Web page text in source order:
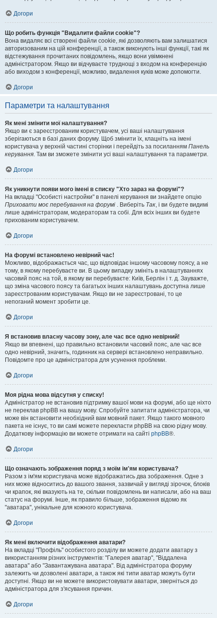
Догори
Що робить функція "Видалити файли cookie"?
Вона видаляє всі створені файли cookie, які дозволяють вам залишатися
авторизованим на цій конференції, а також виконують інші функції, такі як
відстежування прочитаних повідомлень, якщо вони увімкнені
адміністратором. Якщо ви відчуваєте труднощі з входом на конференцію
або виходом з конференції, можливо, видалення куків може допомогти.
Догори
Параметри та налаштування
Як мені змінити мої налаштування?
Якщо ви є зареєстрованим користувачем, усі ваші налаштування
зберігаються в базі даних форуму. Щоб змінити їх, клацніть на імені
користувача у верхній частині сторінки і перейдіть за посиланням Панель
керування. Там ви зможете змінити усі ваші налаштування та параметри.
Догори
Як уникнути появи мого імені в списку "Хто зараз на форумі"?
На вкладці "Особисті настройки" в панелі керування ви знайдете опцію
Приховати моє перебування на форумі . Виберіть Так, і ви будете видимі
лише адміністраторам, модераторам та собі. Для всіх інших ви будете
прихованим користувачем.
Догори
На форумі встановлено невірний час!
Можливо, відображається час, що відповідає іншому часовому поясу, а не
тому, в якому перебуваєте ви. В цьому випадку змініть в налаштуваннях
часовий пояс на той, в якому ви перебуваєте: Київ, Берлін і т. д. Зауважте,
що зміна часового поясу та багатьох інших налаштувань доступна лише
зареєстрованим користувачам. Якщо ви не зареєстровані, то це
непоганий момент зробити це.
Догори
Я встановив власну часову зону, але час все одно невірний!
Якщо ви впевнені, що правильно встановили часовий пояс, але час все
одно невірний, значить, годинник на сервері встановлено неправильно.
Повідомте про це адміністратора для усунення проблеми.
Догори
Моя рідна мова відсутня у списку!
Адміністратор не встановив підтримку вашої мови на форумі, або ще ніхто
не переклав phpBB на вашу мову. Спробуйте запитати адміністратора, чи
може він встановити необхідний вам мовний пакет. Якщо такого мовного
пакета не існує, то ви самі можете перекласти phpBB на свою рідну мову.
Додаткову інформацію ви можете отримати на сайті phpBB®.
Догори
Що означають зображення поряд з моїм ім'ям користувача?
Разом з ім'ям користувача може відображатись два зображення. Одне з
них може відноситись до вашого звання, зазвичай у вигляді зірочок, блоків
чи крапок, які вказують на те, скільки повідомлень ви написали, або на ваш
статус на форумі. Інше, як правило більше, зображення відомо як
"аватара", унікальне для кожного користувача.
Догори
Як мені включити відображення аватари?
На вкладці "Профіль" особистого розділу ви можете додати аватару з
використанням різних інструментів: "Галерея аватар", "Віддалена
аватара" або "Завантажувана аватара". Від адміністратора форуму
залежить чи дозволені аватари, а також які типи аватар можуть бути
доступні. Якщо ви не можете використовувати аватари, зверніться до
адміністратора для з'ясування причин.
Догори